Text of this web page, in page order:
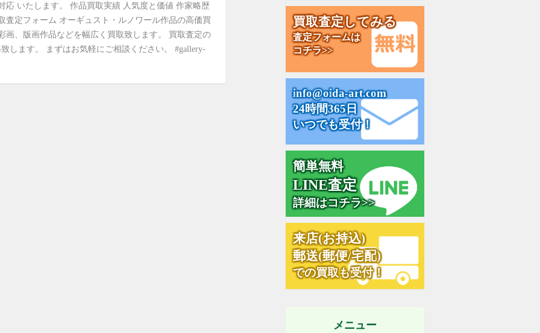
応 いたします。 作品買取実績 人気度と価値 作家略歴
査定フォーム オーギュスト・ルノワール作品の高価買
画、版画作品などを幅広く買取致します。 買取査定の
します。 まずはお気軽にご相談ください。 #gallery-
買取査定してみる
査定フォームは
コチラ>>
info@oida-art.com
24時間365日
いつでも受付！
簡単無料
LINE査定
詳細はコチラ>>
来店(お持込)
郵送(郵便/宅配)
での買取も受付！
メニュー